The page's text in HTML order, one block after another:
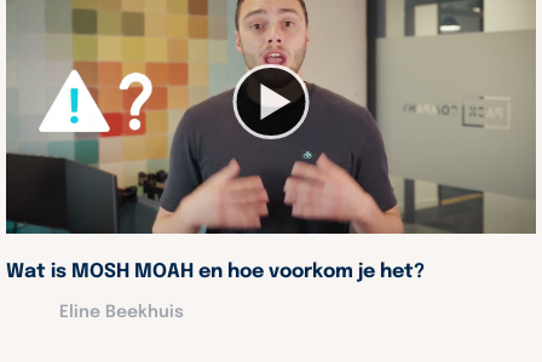
Wat is MOSH MOAH en hoe voorkom je het?
Eline Beekhuis